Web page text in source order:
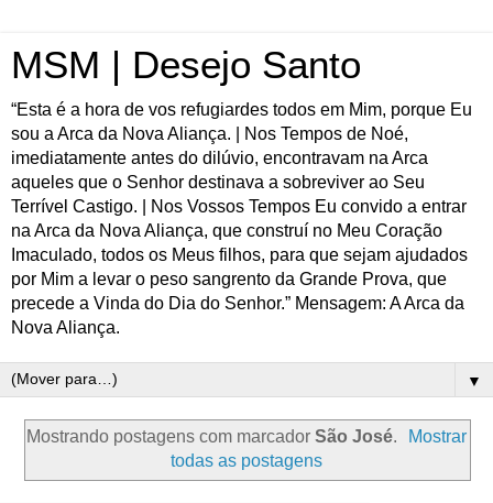
MSM | Desejo Santo
“Esta é a hora de vos refugiardes todos em Mim, porque Eu
sou a Arca da Nova Aliança. | Nos Tempos de Noé,
imediatamente antes do dilúvio, encontravam na Arca
aqueles que o Senhor destinava a sobreviver ao Seu
Terrível Castigo. | Nos Vossos Tempos Eu convido a entrar
na Arca da Nova Aliança, que construí no Meu Coração
Imaculado, todos os Meus filhos, para que sejam ajudados
por Mim a levar o peso sangrento da Grande Prova, que
precede a Vinda do Dia do Senhor.” Mensagem: A Arca da
Nova Aliança.
▼
Mostrando postagens com marcador São José.
Mostrar
todas as postagens